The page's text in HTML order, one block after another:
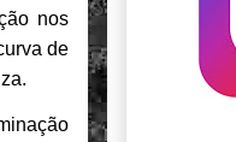
nos
de